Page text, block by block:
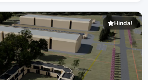
Hinda!